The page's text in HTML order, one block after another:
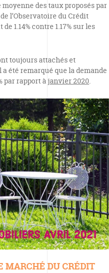
des taux proposés par
l’Observatoire du Crédit
1.14% contre 1.17% sur les
toujours attachés et
été remarqué que la demande
par rapport àjanvier 2020.
MARCHÉ DU CRÉDIT